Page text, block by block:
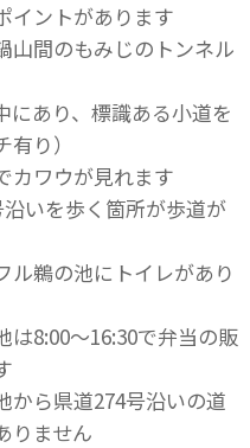
イントがあります
間のもみじのトンネル
あり、標識ある小道を
り）
ワウが見れます
いを歩く箇所が歩道が
鵜の池にトイレがあり
8:00～16:30で弁当の販
ら県道274号沿いの道
りません